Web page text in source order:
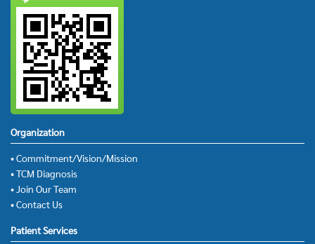
Organization
• Commitment/Vision/Mission
• TCM Diagnosis
• Join Our Team
• Contact Us
Patient Services